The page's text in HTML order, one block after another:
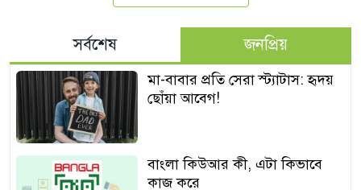
সর্বশেষ জনপ্রিয়
মা-বাবার প্রতি সেরা স্ট্যাটাস: হৃদয়
ছোঁয়া আবেগ!
বাংলা কিউআর কী, এটা কিভাবে
কাজ করে